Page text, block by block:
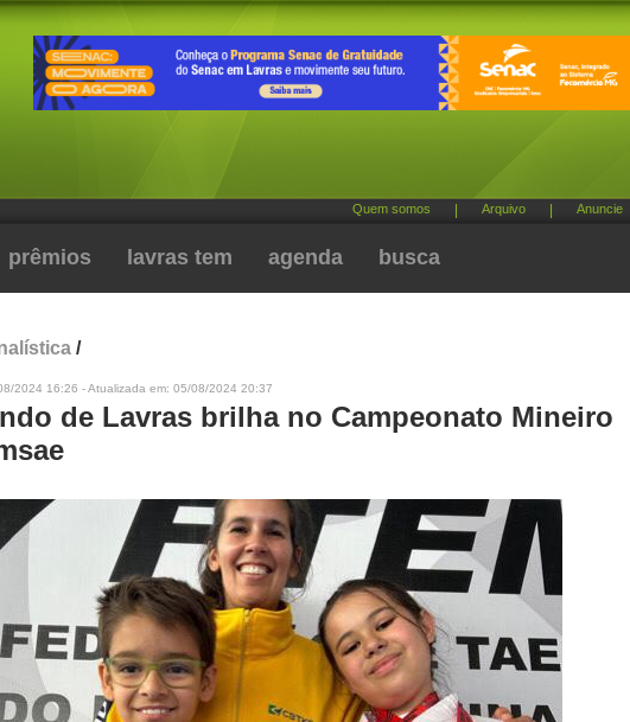
Quem somos Arquivo Anuncie
prêmios lavras tem agenda busca
/
2024 16:26 - Atualizada em: 05/08/2024 20:37
de Lavras brilha no Campeonato Mineiro